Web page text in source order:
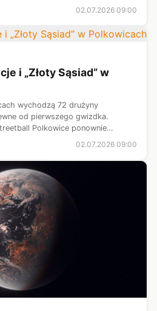
02.07.2026 09:00
i „Złoty Sąsiad” w
wychodzą 72 drużyny
od pierwszego gwizdka.
Polkowice ponownie
kibiców, potwierdzając, że to jeden
02.07.2026 09:00